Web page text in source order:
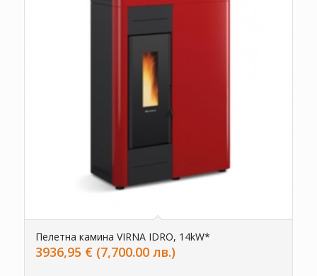
Пелетна камина VIRNA IDRO, 14kW*
3936,95 € (7,700.00 лв.)